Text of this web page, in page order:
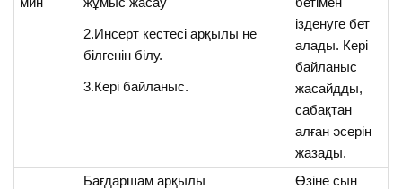
2.Инсерт кестесі арқылы не
білгенін білу.
3.Кері байланыс.
ізденуге бет
алады. Кері
байланыс
жасайдды,
сабақтан
алған әсерін
жазады.
Бағдаршам арқылы
Өзіне сын